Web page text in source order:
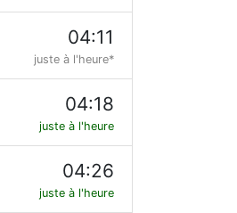
04:11
juste à l'heure*
04:18
juste à l'heure
04:26
juste à l'heure